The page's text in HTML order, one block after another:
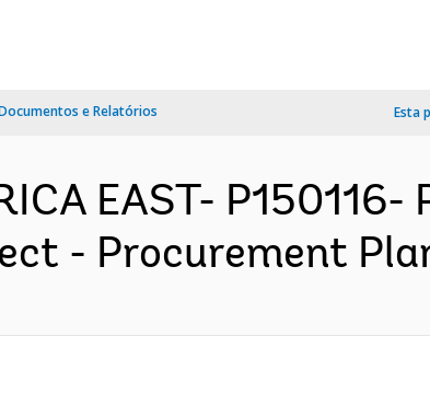
e Relatórios Esta
EAST- P150116-
- Procurement